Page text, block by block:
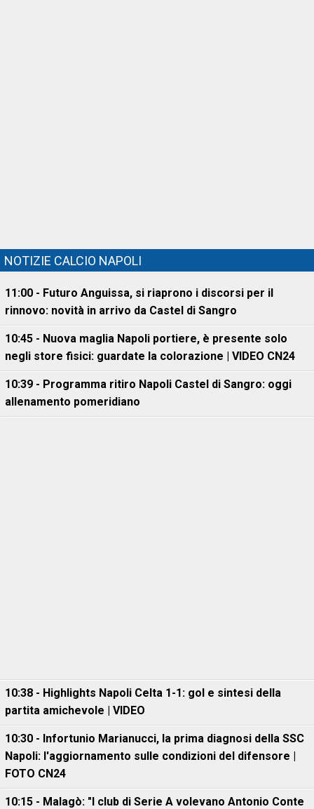
NOTIZIE CALCIO NAPOLI
11:00 - Futuro Anguissa, si riaprono i discorsi per il
rinnovo: novità in arrivo da Castel di Sangro
10:45 - Nuova maglia Napoli portiere, è presente solo
negli store fisici: guardate la colorazione | VIDEO CN24
10:39 - Programma ritiro Napoli Castel di Sangro: oggi
allenamento pomeridiano
10:38 - Highlights Napoli Celta 1-1: gol e sintesi della
partita amichevole | VIDEO
10:30 - Infortunio Marianucci, la prima diagnosi della SSC
Napoli: l'aggiornamento sulle condizioni del difensore |
FOTO CN24
10:15 - Malagò: "I club di Serie A volevano Antonio Conte